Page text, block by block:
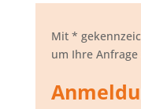
Mit *
um Ihre